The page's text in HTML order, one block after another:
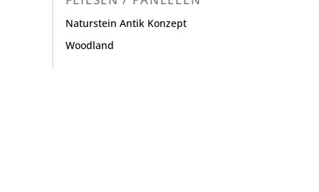
Naturstein Antik Konzept
Woodland